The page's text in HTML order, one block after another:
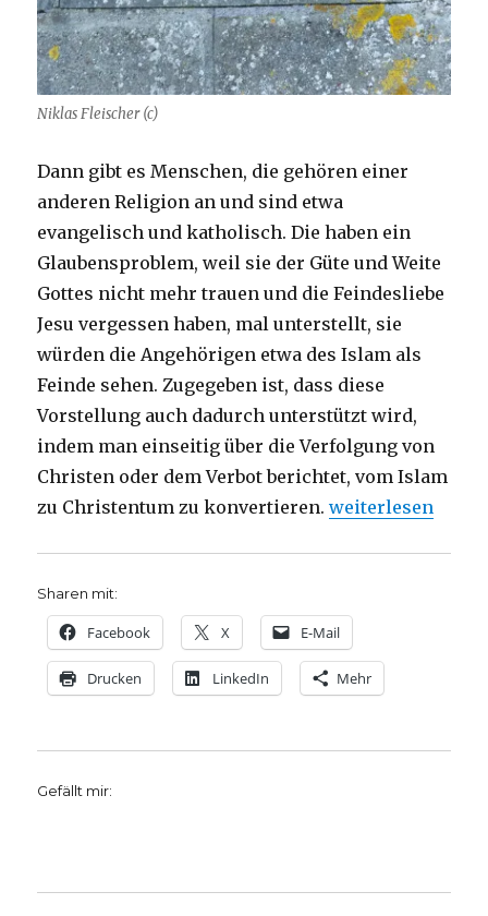
Niklas Fleischer (c)
Dann gibt es Menschen, die gehören einer
anderen Religion an und sind etwa
evangelisch und katholisch. Die haben ein
Glaubensproblem, weil sie der Güte und Weite
Gottes nicht mehr trauen und die Feindesliebe
Jesu vergessen haben, mal unterstellt, sie
würden die Angehörigen etwa des Islam als
Feinde sehen. Zugegeben ist, dass diese
Vorstellung auch dadurch unterstützt wird,
indem man einseitig über die Verfolgung von
Christen oder dem Verbot berichtet, vom Islam
zu Christentum zu konvertieren.„Entwurf einer
weiterlesen
Sharen mit:
Facebook X E-Mail
Drucken LinkedIn Mehr
Gefällt mir: